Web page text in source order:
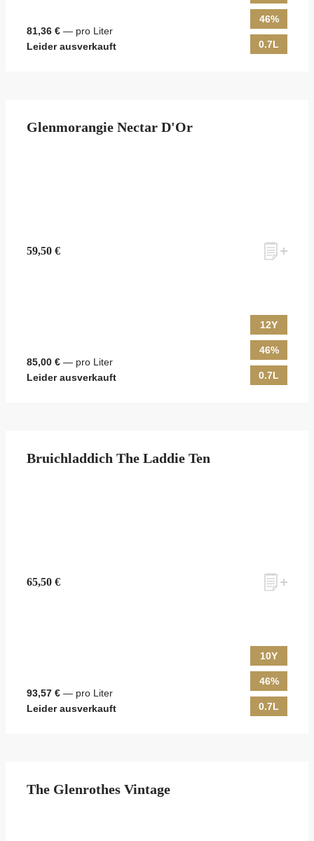
81,36 € — pro Liter
Leider ausverkauft
46%
0.7L
Glenmorangie Nectar D'Or
59,50 €
85,00 € — pro Liter
Leider ausverkauft
12Y
46%
0.7L
Bruichladdich The Laddie Ten
65,50 €
93,57 € — pro Liter
Leider ausverkauft
10Y
46%
0.7L
The Glenrothes Vintage